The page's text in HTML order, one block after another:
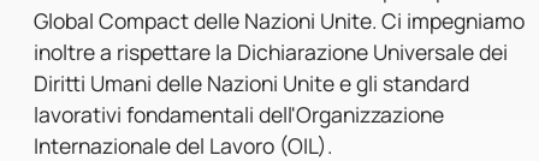
Global Compact delle Nazioni Unite. Ci impegniamo
inoltre a rispettare la Dichiarazione Universale dei
Diritti Umani delle Nazioni Unite e gli standard
lavorativi fondamentali dell'Organizzazione
Internazionale del Lavoro (OIL).